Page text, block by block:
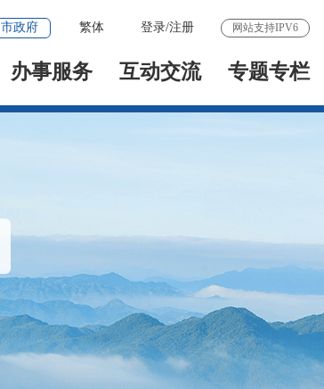
市政府 繁体 登录/注册 网站支持IPV6
办事服务 互动交流 专题专栏